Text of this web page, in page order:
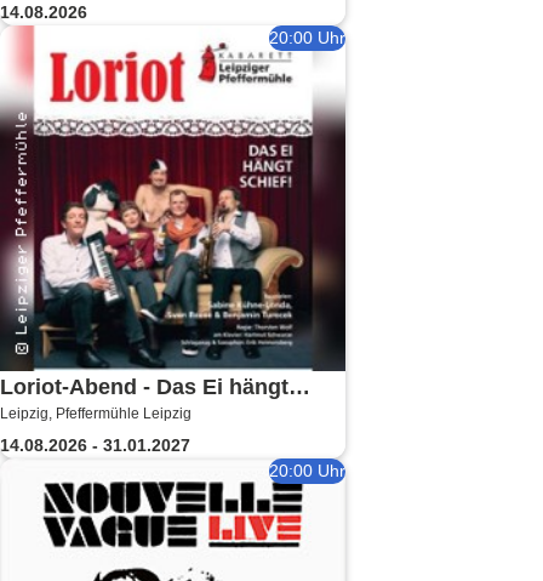
14.08.2026
20:00 Uhr
Loriot-Abend - Das Ei hängt
schief | Kabarett Leipziger
Pfeffermühle
Leipzig, Pfeffermühle Leipzig
14.08.2026 - 31.01.2027
20:00 Uhr